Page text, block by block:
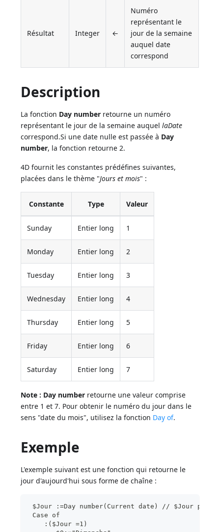
Résultat Integer ←
Numéro
représentant le
jour de la semaine
auquel date
correspond
Description
La fonction Day number retourne un numéro
représentant le jour de la semaine auquellaDate
correspond.Si une date nulle est passée à Day
number, la fonction retourne 2.
4D fournit les constantes prédéfines suivantes,
placées dans le thème "Jours et mois" :
Constante Type Valeur
Sunday Entier long 1
Monday Entier long 2
Tuesday Entier long 3
Wednesday Entier long 4
Thursday Entier long 5
Friday Entier long 6
Saturday Entier long 7
Note : Day number retourne une valeur comprise
entre 1 et 7. Pour obtenir le numéro du jour dans le
sens "date du mois", utilisez la fonction Day of.
Exemple
L'exemple suivant est une fonction qui retourne le
jour d'aujourd'hui sous forme de chaîne :
$Jour :=Day number(Current date) // $Jour
Case of
:($Jour =1)